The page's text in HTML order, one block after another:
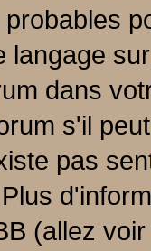
langage
dans
s'il
pas
(allez